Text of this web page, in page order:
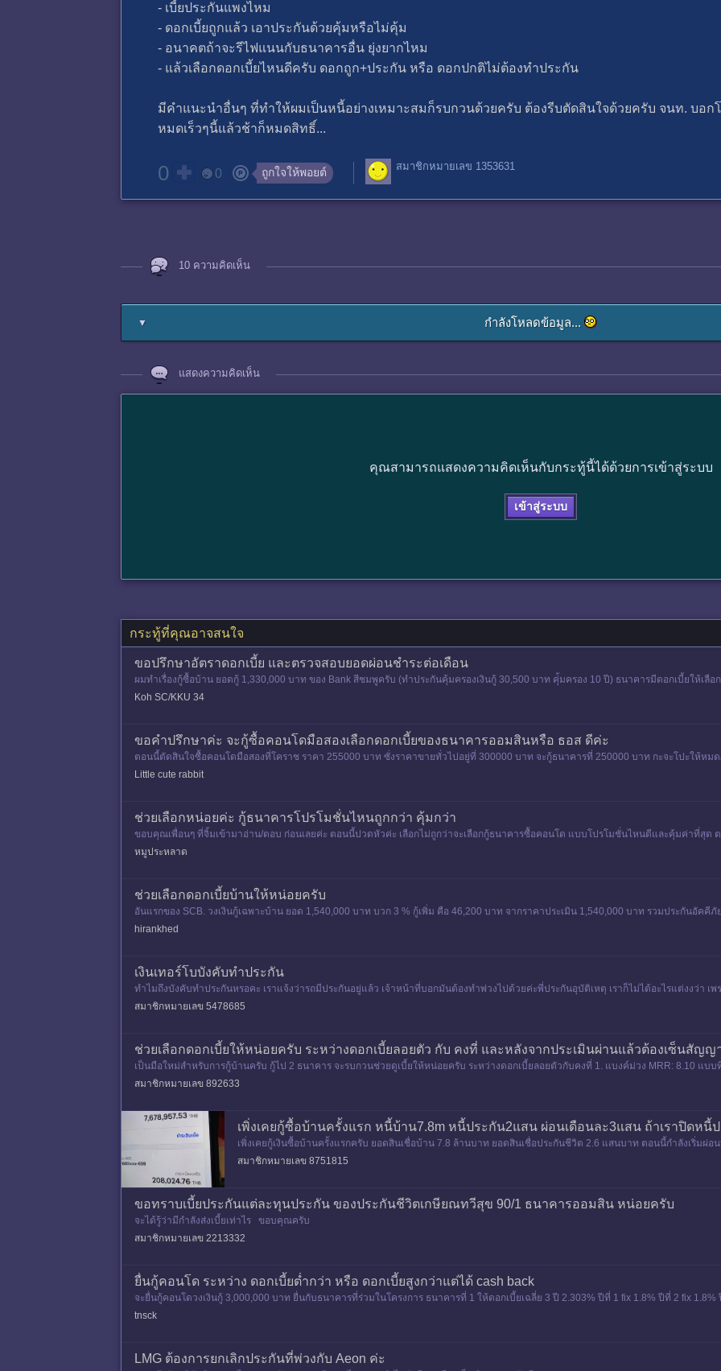
- เบี้ยประกันแพงไหม
- ดอกเบี้ยถูกแล้ว เอาประกันด้วยคุ้มหรือไม่คุ้ม
- อนาคตถ้าจะรีไฟแนนกับธนาคารอื่น ยุ่งยากไหม
- แล้วเลือกดอกเบี้ยไหนดีครับ ดอกถูก+ประกัน หรือ ดอกปกติไม่ต้องทำประกัน
มีคำแนะนำอื่นๆ ที่ทำให้ผมเป็นหนี้อย่างเหมาะสมก็รบกวนด้วยครับ ต้องรีบตัดสินใจด้วยครับ จนท. บอ
หมดเร็วๆนี้แล้วช้าก็หมดสิทธิ์...
0 0 ถูกใจให้พอยต์ สมาชิกหมายเลข 1353631
10 ความคิดเห็น
▼ กำลังโหลดข้อมูล...
แสดงความคิดเห็น
คุณสามารถแสดงความคิดเห็นกับกระทู้นี้ได้ด้วยการเข้าสู่ระบบ
เข้าสู่ระบบ
กระทู้ที่คุณอาจสนใจ
ขอปรึกษาอัตราดอกเบี้ย และตรวจสอบยอดผ่อนชำระต่อเดือน
ผมทำเรื่องกู้ซื้อบ้าน ยอดกู้ 1,330,000 บาท ของ Bank สีชมพูครับ (ทำประกันคุ้มครองเงินกู้ 30,500 บาท คุ่้มครอง 10 ปี) ธนาคารมีดอกเบี้ยให้เ
ถูกที่สุด
Koh SC/KKU 34
ขอคำปรึกษาค่ะ จะกู้ซื้อคอนโดมือสองเลือกดอกเบี้ยของธนาคารออมสินหรือ ธอส ดีค่ะ
ตอนนี้ตัดสินใจซื้อคอนโดมือสองที่โคราช ราคา 255000 บาท ซั่งราคาขายทั่วไปอยู่ที่ 300000 บาท จะกู้ธนาคารที่ 250000 บาท กะจะโปะให้หม
อกเบี้ยของออมสิน แบบ
Little cute rabbit
ช่วยเลือกหน่อยค่ะ กู้ธนาคารโปรโมชั่นไหนถูกกว่า คุ้มกว่า
ขอบคุณเพื่อนๆ ที่่จิ้มเข้ามาอ่าน/ตอบ ก่อนเลยค่ะ ตอนนี้ปวดหัวค่ะ เลือกไม่ถูกว่าจะเลือกกู้ธนาคารซื้อคอนโด แบบโปรโมชั่นไหนดีและคุ้มค่าที่สุด
ลือกอีก
หมูประหลาด
ช่วยเลือกดอกเบี้ยบ้านให้หน่อยครับ
อันแรกของ SCB. วงเงินกู้เฉพาะบ้าน ยอด 1,540,000 บาท บวก 3 % กู้เพิ่ม คือ 46,200 บาท จากราคาประเมิน 1,540,000 บาท รวมประกันอัคคีภั
0 ปี เท่ากับวงเงินกู้
hirankhed
เงินเทอร์โบบังคับทำประกัน
ทำไมถึงบังคับทำประกันหรอคะ เราแจ้งว่ารถมีประกันอยู่แล้ว เจ้าหน้าที่บอกมันต้องทำพ่วงไปด้วยค่ะพี่ประกันอุบัติเหตุ เราก็ไม่ได้อะไรแต่งงว่า เพ
งินง่ายขึ
สมาชิกหมายเลข 5478685
ช่วยเลือกดอกเบี้ยให้หน่อยครับ ระหว่างดอกเบี้ยลอยตัว กับ คงที่ และหลังจากประเมินผ่านแล้วต้องเซ็นสัญญ
เป็นมือใหม่สำหรับการกู้บ้านครับ กู้ไป 2 ธนาคาร จะรบกวนช่วยดูเบี้ยให้หน่อยครับ ระหว่างดอกเบี้ยลอยตัวกับคงที่ 1. แบงค์ม่วง MRR: 8.10 แบ
สมาชิกหมายเลข 892633
เพิ่งเคยกู้ซื้อบ้านครั้งแรก หนี้บ้าน7.8m หนี้ประกัน2แสน ผ่อนเดือนละ3แสน ถ้าเราปิดหนี้
เพิ่งเคยกู้เงินซื้อบ้านครั้งแรกครับ ยอดสินเชื่อบ้าน 7.8 ล้านบาท ยอดสินเชื่อประกันชีวิต 2.6 แสนบาท ตอนนี้กำลังเริ่มผ่
ทุกๆเดือน เราควรเอาเงินไปโปะ
สมาชิกหมายเลข 8751815
ขอทราบเบี้ยประกันแต่ละทุนประกัน ของประกันชีวิตเกษียณทวีสุข 90/1 ธนาคารออมสิน หน่อยครับ
จะได้รู้ว่ามีกำลังส่งเบี้ยเท่าไร ขอบคุณครับ
สมาชิกหมายเลข 2213332
ยื่นกู้คอนโด ระหว่าง ดอกเบี้ยต่ำกว่า หรือ ดอกเบี้ยสูงกว่าแต่ได้ cash back
จะยื่นกู้คอนโดวงเงินกู้ 3,000,000 บาท ยื่นกับธนาคารที่ร่วมในโครงการ ธนาคารที่ 1 ให้ดอกเบี้ยเฉลี่ย 3 ปี 2.303% ปีที่ 1 fix 1.8% ปีที่ 2 fix
tnsck
LMG ต้องการยกเลิกประกันที่พ่วงกับ Aeon ค่ะ